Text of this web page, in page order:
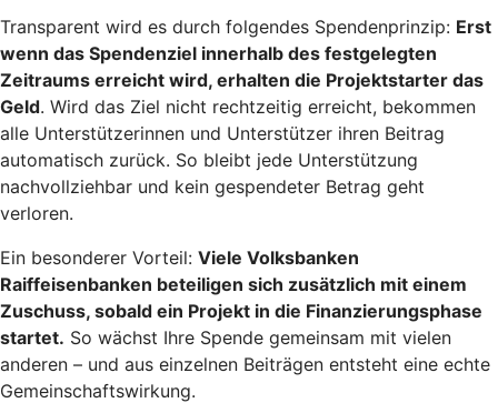
Transparent wird es durch folgendes Spendenprinzip: Erst
wenn das Spendenziel innerhalb des festgelegten
Zeitraums erreicht wird, erhalten die Projektstarter das
Geld. Wird das Ziel nicht rechtzeitig erreicht, bekommen
alle Unterstützerinnen und Unterstützer ihren Beitrag
automatisch zurück. So bleibt jede Unterstützung
nachvollziehbar und kein gespendeter Betrag geht
verloren.
Ein besonderer Vorteil: Viele Volksbanken
Raiffeisenbanken beteiligen sich zusätzlich mit einem
Zuschuss, sobald ein Projekt in die Finanzierungsphase
startet. So wächst Ihre Spende gemeinsam mit vielen
anderen – und aus einzelnen Beiträgen entsteht eine echte
Gemeinschaftswirkung.